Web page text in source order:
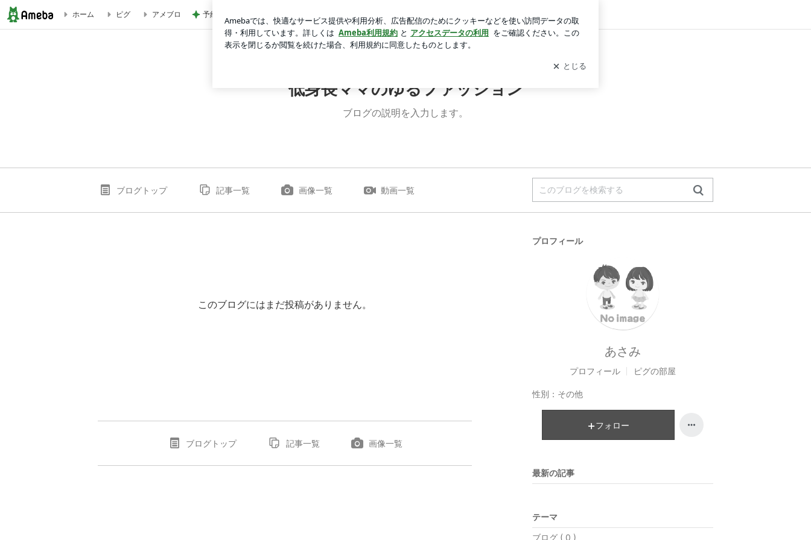
ホーム ピグ アメブロ 予約なしで買えた可愛らしい福袋 ログイン
低身長ママのゆるファッション
ブログの説明を入力します。
ブログトップ 記事一覧 画像一覧 動画一覧
このブログにはまだ投稿がありません。
ブログトップ 記事一覧 画像一覧
プロフィール
あさみ
プロフィール ピグの部屋
性別： その他
フォロー
最新の記事
テーマ
ブログ ( 0 )